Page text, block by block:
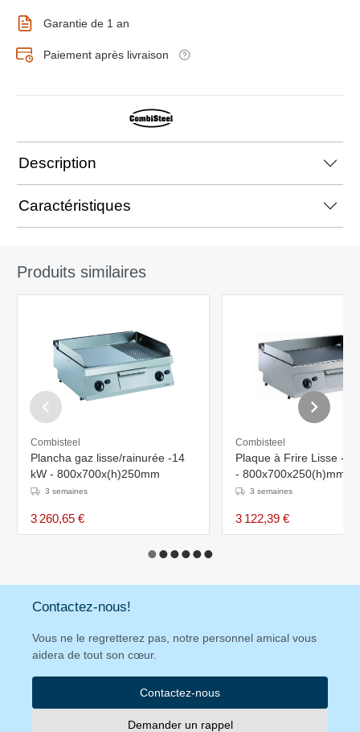
Garantie de 1 an
Paiement après livraison
Description
Caractéristiques
Produits similaires
Combisteel
Plancha gaz lisse/rainurée -14
kW - 800x700x(h)250mm
3 semaines
3 260,65 €
Combisteel
Plaque à Frire Lisse -
- 800x700x250(h)mm
3 semaines
3 122,39 €
Contactez-nous!
Vous ne le regretterez pas, notre personnel amical vous
aidera de tout son cœur.
Contactez-nous
Demander un rappel